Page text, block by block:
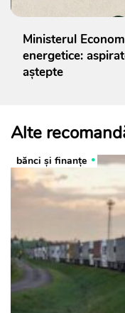
Ministerul
energetice:
aștepte
Alte
bănci şi finanţe